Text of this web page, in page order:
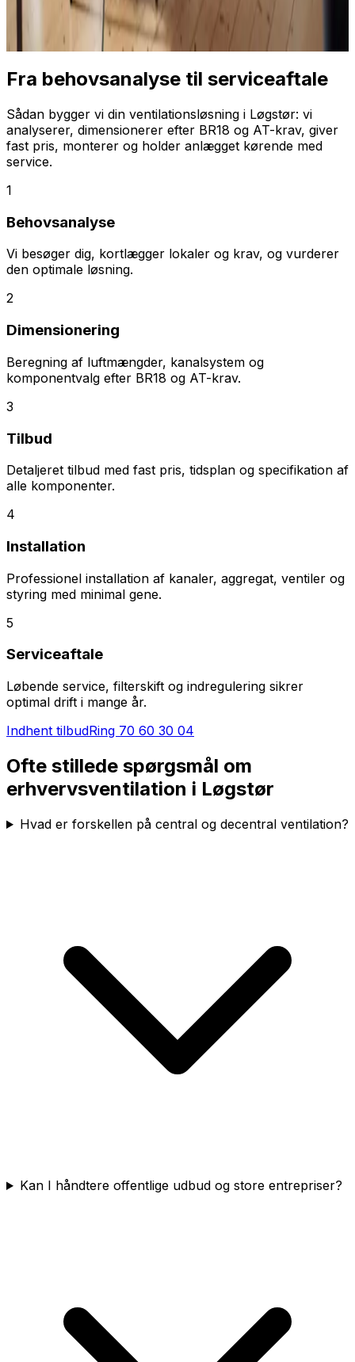
Fra behovsanalyse til serviceaftale
Sådan bygger vi din ventilationsløsning i Løgstør: vi
analyserer, dimensionerer efter BR18 og AT-krav, giver
fast pris, monterer og holder anlægget kørende med
service.
1
Behovsanalyse
Vi besøger dig, kortlægger lokaler og krav, og vurderer
den optimale løsning.
2
Dimensionering
Beregning af luftmængder, kanalsystem og
komponentvalg efter BR18 og AT-krav.
3
Tilbud
Detaljeret tilbud med fast pris, tidsplan og specifikation af
alle komponenter.
4
Installation
Professionel installation af kanaler, aggregat, ventiler og
styring med minimal gene.
5
Serviceaftale
Løbende service, filterskift og indregulering sikrer
optimal drift i mange år.
Indhent tilbudRing 70 60 30 04
Ofte stillede spørgsmål om
erhvervsventilation i Løgstør
Hvad er forskellen på central og decentral ventilation?
Kan I håndtere offentlige udbud og store entrepriser?